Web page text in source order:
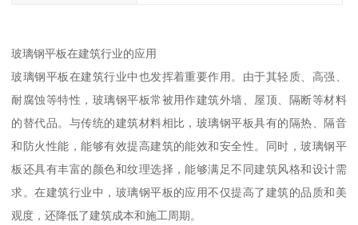
玻璃钢平板在建筑行业的应用
玻璃钢平板在建筑行业中也发挥着重要作用。由于其轻质、高强、
耐腐蚀等特性，玻璃钢平板常被用作建筑外墙、屋顶、隔断等材料
的替代品。与传统的建筑材料相比，玻璃钢平板具有的隔热、隔音
和防火性能，能够有效提高建筑的能效和安全性。同时，玻璃钢平
板还具有丰富的颜色和纹理选择，能够满足不同建筑风格和设计需
求。在建筑行业中，玻璃钢平板的应用不仅提高了建筑的品质和美
观度，还降低了建筑成本和施工周期。